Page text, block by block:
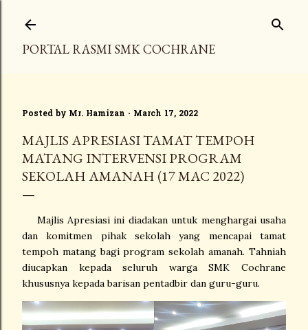
PORTAL RASMI SMK COCHRANE
Posted by Mr. Hamizan March 17, 2022
MAJLIS APRESIASI TAMAT TEMPOH
MATANG INTERVENSI PROGRAM
SEKOLAH AMANAH (17 MAC 2022)
Majlis Apresiasi ini diadakan untuk menghargai usaha
dan komitmen pihak sekolah yang mencapai tamat
tempoh matang bagi program sekolah amanah. Tahniah
diucapkan kepada seluruh warga SMK Cochrane
khususnya kepada barisan pentadbir dan guru-guru.